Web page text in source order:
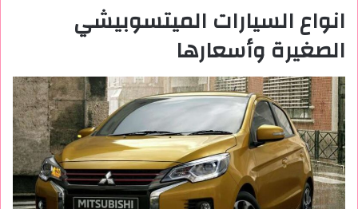
انواع السيارات الميتسوبيشي
الصغيرة وأسعارها